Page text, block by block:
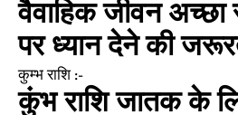
वैवाहिक जीवन अच्छा
पर ध्यान देने की
कुम्भ राशि :-
कुंभ राशि जातक के